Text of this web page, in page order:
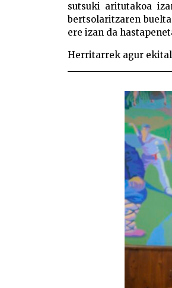
sutsuki aritutakoa
bertsolaritzaren
ere izan da
Herritarrek agur